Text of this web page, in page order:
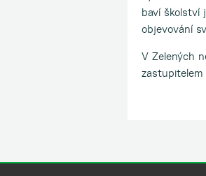
baví školství
objevování
V Zelených